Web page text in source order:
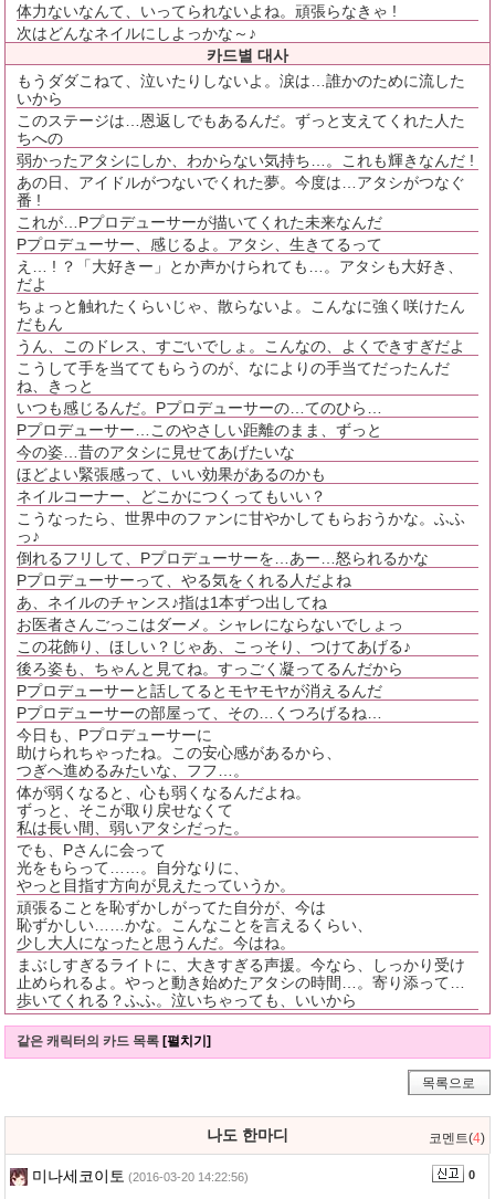
体力ないなんて、いってられないよね。頑張らなきゃ !
次はどんなネイルにしよっかな～♪
카드별 대사
もうダダこねて、泣いたりしないよ。涙は…誰かのために流した
いから
このステージは…恩返しでもあるんだ。ずっと支えてくれた人た
ちへの
弱かったアタシにしか、わからない気持ち…。これも輝きなんだ !
あの日、アイドルがつないでくれた夢。今度は…アタシがつなぐ
番 !
これが…Pプロデューサーが描いてくれた未来なんだ
Pプロデューサー、感じるよ。アタシ、生きてるって
え… ! ？「大好きー」とか声かけられても…。アタシも大好き、
だよ
ちょっと触れたくらいじゃ、散らないよ。こんなに強く咲けたん
だもん
うん、このドレス、すごいでしょ。こんなの、よくできすぎだよ
こうして手を当ててもらうのが、なによりの手当てだったんだ
ね、きっと
いつも感じるんだ。Pプロデューサーの…てのひら…
Pプロデューサー…このやさしい距離のまま、ずっと
今の姿…昔のアタシに見せてあげたいな
ほどよい緊張感って、いい効果があるのかも
ネイルコーナー、どこかにつくってもいい？
こうなったら、世界中のファンに甘やかしてもらおうかな。ふふ
っ♪
倒れるフリして、Pプロデューサーを…あー…怒られるかな
Pプロデューサーって、やる気をくれる人だよね
あ、ネイルのチャンス♪指は1本ずつ出してね
お医者さんごっこはダーメ。シャレにならないでしょっ
この花飾り、ほしい？じゃあ、こっそり、つけてあげる♪
後ろ姿も、ちゃんと見てね。すっごく凝ってるんだから
Pプロデューサーと話してるとモヤモヤが消えるんだ
Pプロデューサーの部屋って、その…くつろげるね…
今日も、Pプロデューサーに
助けられちゃったね。この安心感があるから、
つぎへ進めるみたいな、フフ…。
体が弱くなると、心も弱くなるんだよね。
ずっと、そこが取り戻せなくて
私は長い間、弱いアタシだった。
でも、Pさんに会って
光をもらって……。自分なりに、
やっと目指す方向が見えたっていうか。
頑張ることを恥ずかしがってた自分が、今は
恥ずかしい……かな。こんなことを言えるくらい、
少し大人になったと思うんだ。今はね。
まぶしすぎるライトに、大きすぎる声援。今なら、しっかり受け
止められるよ。やっと動き始めたアタシの時間…。寄り添って…
歩いてくれる？ふふ。泣いちゃっても、いいから
같은 캐릭터의 카드 목록 [펼치기]
목록으로
나도 한마디 코멘트(4)
미나세코이토 (2016-03-20 14:22:56) 0